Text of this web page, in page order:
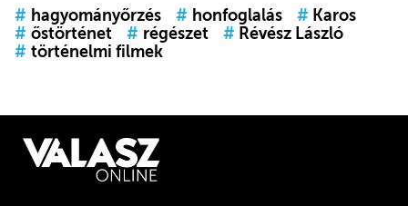
# hagyományőrzés # honfoglalás # Karos
# őstörténet # régészet # Révész László
# történelmi filmek